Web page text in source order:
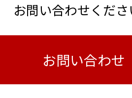
お問い合わせくだ
お問い合わせ